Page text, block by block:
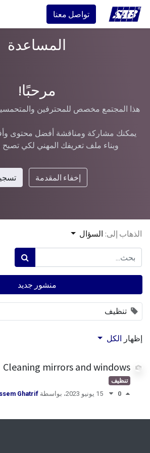
تواصل معنا
المساعدة
مرحبًا!
هذا المجتمع مخصص للمحترفين والمتحمسين
يمكنك مشاركة ومناقشة أفضل محتوى
وبناء ملف تعريفك المهني لكي
إخفاء المقدمة
الذهاب إلى: السؤال
تنظيف
منشور جديد
إظهار الكل
Cleaning mirrors and windows
تنظيف
0 15 يونيو 2023 ، بواسطة Ghatrif